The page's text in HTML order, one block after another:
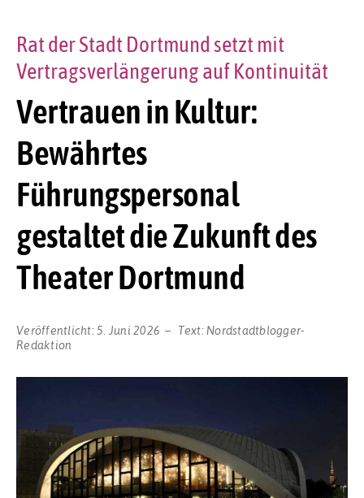
Vertrauen in Kultur:
Bewährtes
Führungspersonal
gestaltet die Zukunft des
Theater Dortmund
Rat der Stadt Dortmund setzt mit
Vertragsverlängerung auf Kontinuität
Veröffentlicht:5. Juni 2026 Text: Nordstadtblogger-
Redaktion